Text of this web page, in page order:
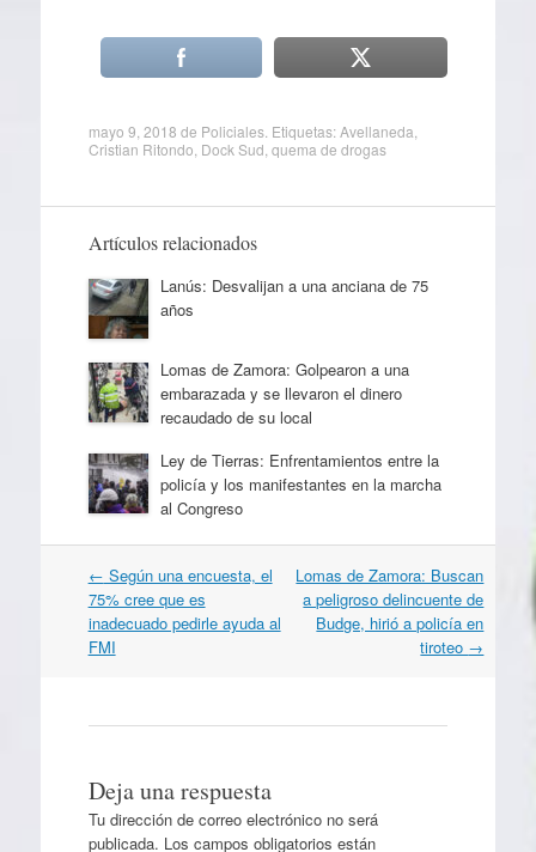
mayo 9, 2018 de Policiales. Etiquetas:Avellaneda
Cristian Ritondo Dock Sud quema de drogas
Artículos relacionados
Lanús: Desvalijan a una anciana de 75
años
Lomas de Zamora: Golpearon a una
embarazada y se llevaron el dinero
recaudado de su local
Ley de Tierras: Enfrentamientos entre la
policía y los manifestantes en la marcha
al Congreso
Navegación
por
artículos
← Según una encuesta, el
75% cree que es
inadecuado pedirle ayuda al
FMI
Lomas de Zamora: Buscan
a peligroso delincuente de
Budge, hirió a policía en
tiroteo →
Deja una respuesta
Tu dirección de correo electrónico no será
publicada. Los campos obligatorios están